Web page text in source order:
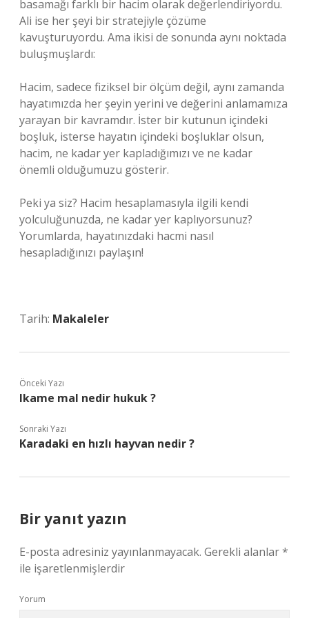
basamağı farklı bir hacim olarak değerlendiriyordu.
Ali ise her şeyi bir stratejiyle çözüme
kavuşturuyordu. Ama ikisi de sonunda aynı noktada
buluşmuşlardı:
Hacim, sadece fiziksel bir ölçüm değil, aynı zamanda
hayatımızda her şeyin yerini ve değerini anlamamıza
yarayan bir kavramdır. İster bir kutunun içindeki
boşluk, isterse hayatın içindeki boşluklar olsun,
hacim, ne kadar yer kapladığımızı ve ne kadar
önemli olduğumuzu gösterir.
Peki ya siz? Hacim hesaplamasıyla ilgili kendi
yolculuğunuzda, ne kadar yer kaplıyorsunuz?
Yorumlarda, hayatınızdaki hacmi nasıl
hesapladığınızı paylaşın!
Tarih: Makaleler
Önceki Yazı
Ikame mal nedir hukuk ?
Sonraki Yazı
Karadaki en hızlı hayvan nedir ?
Bir yanıt yazın
E-posta adresiniz yayınlanmayacak. Gerekli alanlar*
ile işaretlenmişlerdir
Yorum